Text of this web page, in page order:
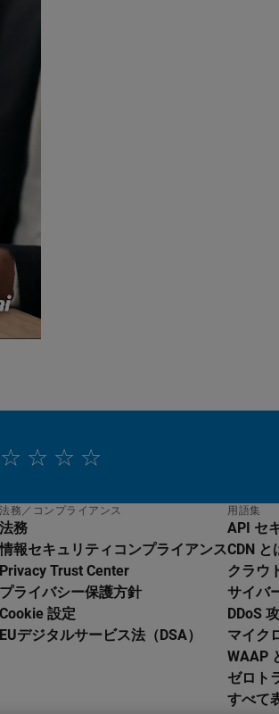
法務／コンプライアンス
法務
情報セキュリティコンプライアンス
Privacy Trust Center
プライバシー保護方針
Cookie 設定
EUデジタルサービス法（DSA）
用語集
API セ
CDN と
クラウ
サイバ
DDoS
マイク
WAAP
ゼロト
すべて